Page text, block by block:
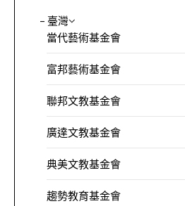
– 臺灣
當代藝術基金會
富邦藝術基金會
聯邦文教基金會
廣達文教基金會
典美文教基金會
趨勢教育基金會